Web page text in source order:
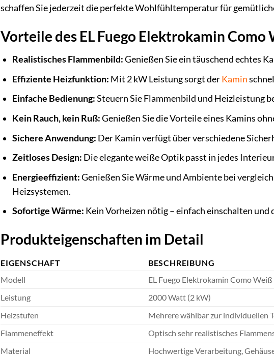
schaffen Sie jederzeit die perfekte Wohlfühltemperatur für
Vorteile des EL Fuego Elektrokamin
Realistisches Flammenbild:Genießen Sie ein täuschend echtes
Effiziente Heizfunktion: Mit 2 kW Leistung sorgt derKamin
Einfache Bedienung:Steuern Sie Flammenbild und Heizleistung
Kein Rauch, kein Ruß:Genießen Sie die Vorteile eines Kamins
Sichere Anwendung: Der Kamin verfügt über verschiedene
Zeitloses Design: Die elegante weiße Optik passt in jedes
Energieeffizient:Genießen Sie Wärme und Ambiente bei
Heizsystemen.
Sofortige Wärme: Kein Vorheizen nötig – einfach einschalten und
Produkteigenschaften im Detail
EIGENSCHAFT
BESCHREIBUNG
Modell
EL Fuego Elektrokamin Como Weiß
Leistung
2000 Watt (2 kW)
Heizstufen
Mehrere wählbar zur individuellen
Flammeneffekt
Optisch sehr realistisches
Material
Hochwertige Verarbeitung,